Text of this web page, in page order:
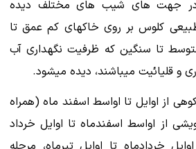
جهت های شیب های مختلف دیده
کلوس بر روی خاکهای کم عمق تا
تا سنگین که ظرفیت نگهداری آب
و قلیائیت میباشند، دیده میشود.
از اوایل تا اواسط اسفند ماه (همراه
از اواسط اسفندماه تا اوایل خرداد